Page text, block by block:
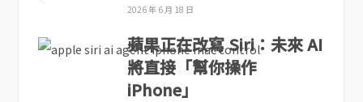
2026 年 6 月 18 日
蘋果正在改寫 Siri：未來 AI
將直接「幫你操作
iPhone」